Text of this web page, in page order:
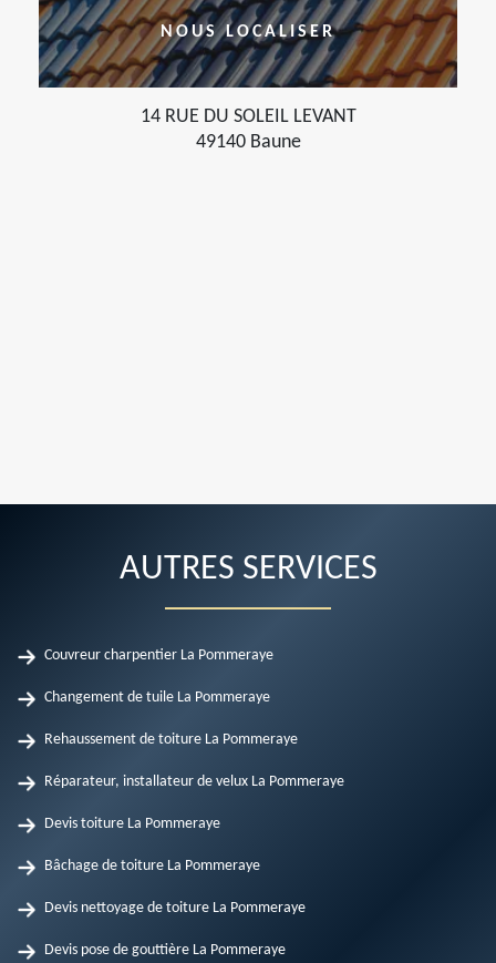
NOUS LOCALISER
14 RUE DU SOLEIL LEVANT
49140 Baune
AUTRES SERVICES
Couvreur charpentier La Pommeraye
Changement de tuile La Pommeraye
Rehaussement de toiture La Pommeraye
Réparateur, installateur de velux La Pommeraye
Devis toiture La Pommeraye
Bâchage de toiture La Pommeraye
Devis nettoyage de toiture La Pommeraye
Devis pose de gouttière La Pommeraye